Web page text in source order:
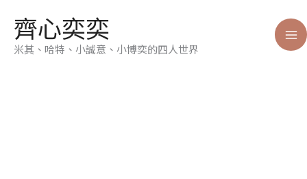
齊心奕奕
米其、哈特、小誠意、小博奕的四人世界